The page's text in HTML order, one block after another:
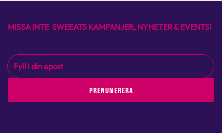
MISSA INTE SWEEATS KAMPANJER, NYHETER & EVENTS!
PRENUMERERA